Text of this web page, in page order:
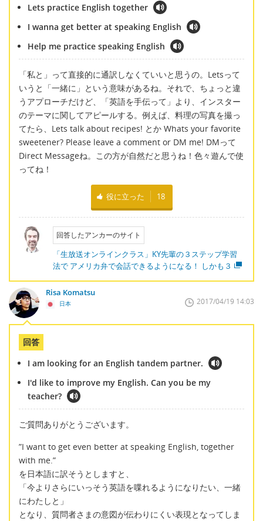
Lets practice English together
I wanna get better at speaking English
Help me practice speaking English
「私と」って直接的に通訳しなくていいと思うの。Letsって
いうと「一緒に」という意味があるね。それで、ちょっと違
うアプローチだけど、「英語を手伝って」より、インスター
のテーマに関してアピールする。例えば、料理の写真を撮っ
てたら、Lets talk about recipes! とか Whats your favorite
sweetener? Please leave a comment or DM me! DMって
Direct Messageね。この方が自然だと思うね！色々遊んで使
ってね！
役に立った 18
回答したアンカーのサイト
「生放送オンラインクラス」KY先輩の３ステップ学習
法で アメリカ弁で会話できるようになる！ しかも３
Risa Komatsu
日本 2017/04/19 14:03
回答
I am looking for an English tandem partner.
I'd like to improve my English. Can you be my
teacher?
ご質問ありがとうございます。
”I want to get even better at speaking English, together
with me.”
を日本語に訳そうとしますと、
「今よりさらにいっそう英語を喋れるようになりたい、一緒
にわたしと」
となり、質問者さまの意図が伝わりにくい表現となってしま